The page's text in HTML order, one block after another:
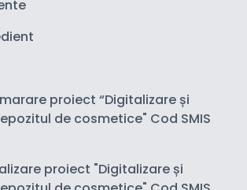
proiect “Digitalizare și
de cosmetice" Cod SMIS
proiect "Digitalizare și